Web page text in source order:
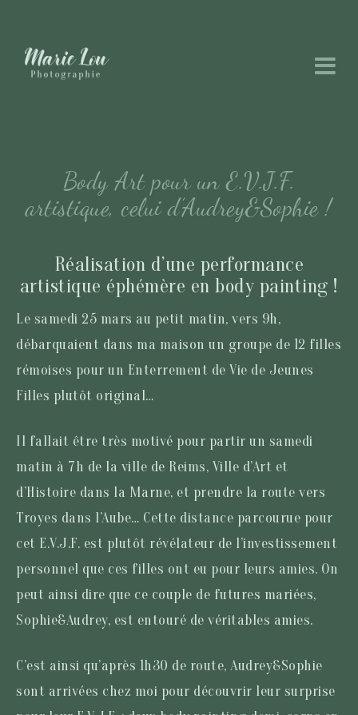
Body Art pour un E.V.J.F.
artistique, celui d’Audrey&Sophie !
Réalisation d’une performance
artistique éphémère en body painting !
Le samedi 25 mars au petit matin, vers 9h,
débarquaient dans ma maison un groupe de 12 filles
rémoises pour un Enterrement de Vie de Jeunes
Filles plutôt original…
Il fallait être très motivé pour partir un samedi
matin à 7h de la ville de Reims, Ville d’Art et
d’Histoire dans la Marne, et prendre la route vers
Troyes dans l’Aube… Cette distance parcourue pour
cet E.V.J.F. est plutôt révélateur de l’investissement
personnel que ces filles ont eu pour leurs amies. On
peut ainsi dire que ce couple de futures mariées,
Sophie&Audrey, est entouré de véritables amies.
C’est ainsi qu’après 1h30 de route, Audrey&Sophie
sont arrivées chez moi pour découvrir leur surprise